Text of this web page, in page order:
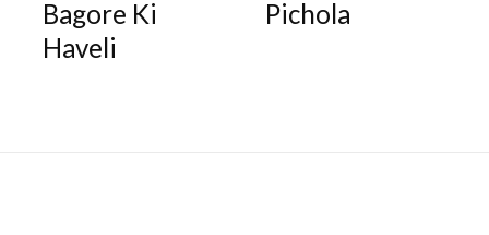
Bagore Ki
Haveli
Pichola